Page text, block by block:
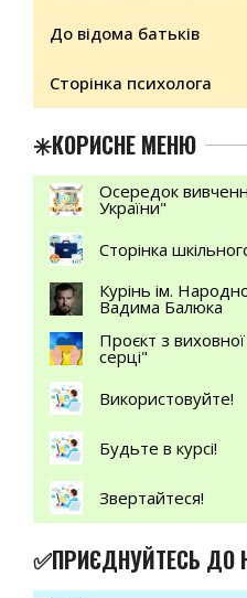
До відома батьків
Сторінка психолога
✳️КОРИСНЕ МЕНЮ
Осередок
України"
Сторінка
Курінь ім.
Вадима Балюка
Проєкт з
серці"
Використовуйте!
Будьте в курсі!
Звертайтеся!
✅ПРИЄДНУЙТЕСЬ ДО